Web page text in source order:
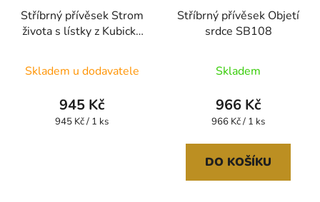
Stříbrný přívěsek Strom
života s lístky z Kubické
Skladem u dodavatele
945 Kč
Měrná
945 Kč / 1 ks
Stříbrný přívěsek Objetí
srdce SB108
Skladem
966 Kč
Měrná
966 Kč / 1 ks
DO KOŠÍKU